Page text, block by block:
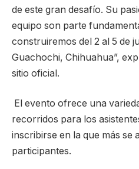
de este gran desafío. Su
equipo son parte
construiremos del 2 al 5 de
Guachochi, Chihuahua”,
sitio oficial.
El evento ofrece una
recorridos para los
inscribirse en la que más se
participantes.